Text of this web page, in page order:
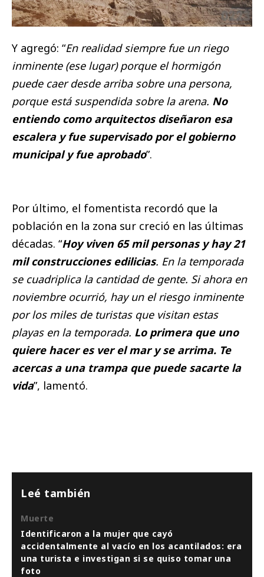
Y agregó: “En realidad siempre fue un riego
inminente (ese lugar) porque el hormigón
puede caer desde arriba sobre una persona,
porque está suspendida sobre la arena. No
entiendo como arquitectos diseñaron esa
escalera y fue supervisado por el gobierno
municipal y fue aprobado”.
Por último, el fomentista recordó que la
población en la zona sur creció en las últimas
décadas. “Hoy viven 65 mil personas y hay 21
mil construcciones edilicias. En la temporada
se cuadriplica la cantidad de gente. Si ahora en
noviembre ocurrió, hay un el riesgo inminente
por los miles de turistas que visitan estas
playas en la temporada. Lo primera que uno
quiere hacer es ver el mar y se arrima. Te
acercas a una trampa que puede sacarte la
vida”, lamentó.
Leé también
Muerte
Identificaron a la mujer que cayó
accidentalmente al vacío en los acantilados: era
una turista e investigan si se quiso tomar una
foto